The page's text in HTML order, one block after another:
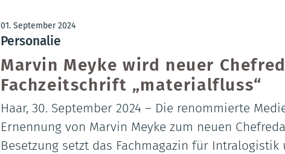
01. September 2024
Personalie
Marvin Meyke wird neuer
Fachzeitschrift „materialfluss“
Haar, 30. September 2024 – Die renommierte
Ernennung von Marvin Meyke zum neuen
Besetzung setzt das Fachmagazin für